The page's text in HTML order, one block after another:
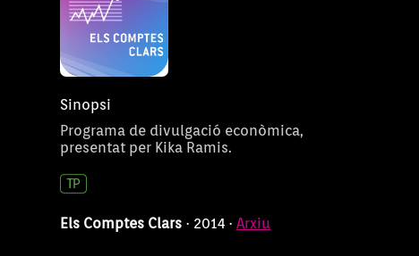
Sinopsi
Programa de divulgació econòmica,
presentat per Kika Ramis.
Els Comptes Clars · 2014 ·Arxiu